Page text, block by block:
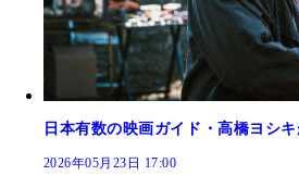
日本有数の映画ガイド・高橋ヨシ
2026年05月23日 17:00